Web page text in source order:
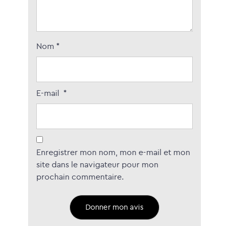
Nom *
E-mail *
Enregistrer mon nom, mon e-mail et mon
site dans le navigateur pour mon
prochain commentaire.